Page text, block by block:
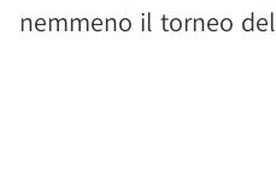
nemmeno il torneo